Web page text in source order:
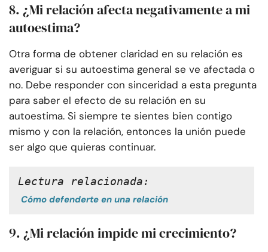
8. ¿Mi relación afecta negativamente a mi
autoestima?
Otra forma de obtener claridad en su relación es
averiguar si su autoestima general se ve afectada o
no. Debe responder con sinceridad a esta pregunta
para saber el efecto de su relación en su
autoestima. Si siempre te sientes bien contigo
mismo y con la relación, entonces la unión puede
ser algo que quieras continuar.
Lectura relacionada:
Cómo defenderte en una relación
9. ¿Mi relación impide mi crecimiento?